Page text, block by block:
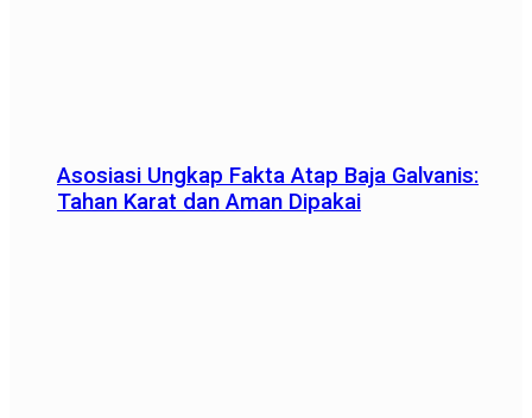
Asosiasi Ungkap Fakta Atap Baja Galvanis:
Tahan Karat dan Aman Dipakai